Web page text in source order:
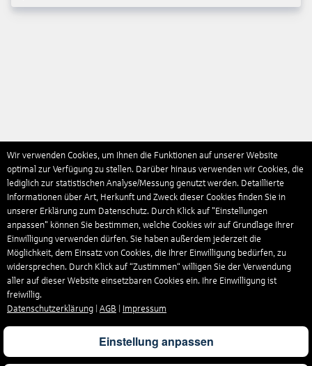
Wir verwenden Cookies, um Ihnen die Funktionen auf unserer Website
optimal zur Verfügung zu stellen. Darüber hinaus verwenden wir Cookies, die
lediglich zur statistischen Analyse/Messung genutzt werden. Detaillierte
Informationen über Art, Herkunft und Zweck dieser Cookies finden Sie in
unserer Erklärung zum Datenschutz. Durch Klick auf "Einstellungen
anpassen" können Sie bestimmen, welche Cookies wir auf Grundlage Ihrer
Einwilligung verwenden dürfen. Sie haben außerdem jederzeit die
Möglichkeit, dem Einsatz von Cookies, die Ihrer Einwilligung bedürfen, zu
widersprechen. Durch Klick auf “Zustimmen“ willigen Sie der Verwendung
aller auf dieser Website einsetzbaren Cookies ein. Ihre Einwilligung ist
freiwillig.
Datenschutzerklärung
AGB Impressum
Einstellung anpassen